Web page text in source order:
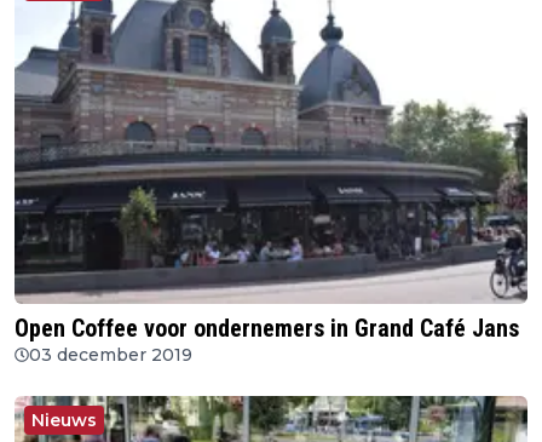
Open Coffee voor ondernemers in Grand Café Jans
03 december 2019
Nieuws